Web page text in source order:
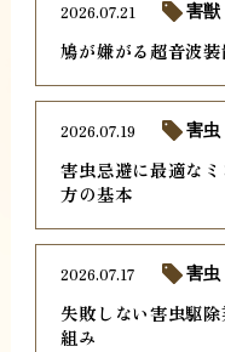
鳩が嫌がる超音波
2026.07.21 害獣
害虫忌避に最適な
方の基本
2026.07.19 害虫
失敗しない害虫駆
組み
2026.07.17 害虫